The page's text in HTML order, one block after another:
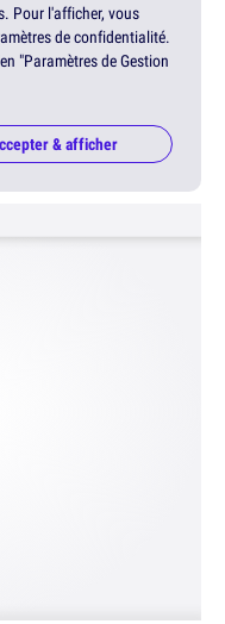
Pour l'afficher, vous
de confidentialité.
"Paramètres de Gestion
& afficher